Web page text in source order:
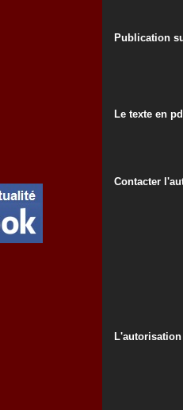
Publication
Le texte en
Contacter
L'autorisation